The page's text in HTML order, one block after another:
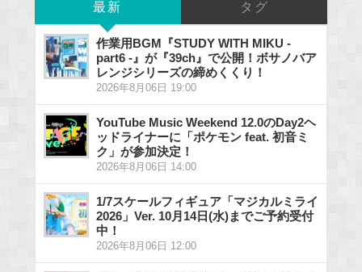
最新 タグ
作業用BGM『STUDY WITH MIKU -
part6 -』が『39ch』で公開！ボサノバア
レンジシリーズの締めくくり！
2026年8月06日 19:00
YouTube Music Weekend 12.0のDay2ヘ
ッドライナーに「ポケモン feat. 初音ミ
ク」が参加決定！
2026年8月06日 14:00
1/7スケールフィギュア「マジカルミライ
2026」Ver. 10月14日(水)までご予約受付
中！
2026年8月06日 12:00